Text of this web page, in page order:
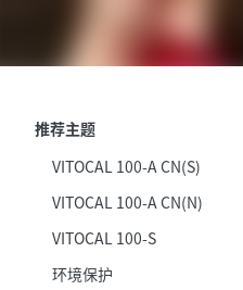
推荐主题
VITOCAL 100-A CN(S)
VITOCAL 100-A CN(N)
VITOCAL 100-S
环境保护